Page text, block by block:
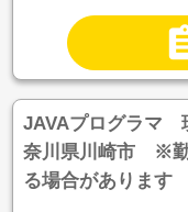
JAVAプログラマ
奈川県川崎市 ※勤
る場合があります